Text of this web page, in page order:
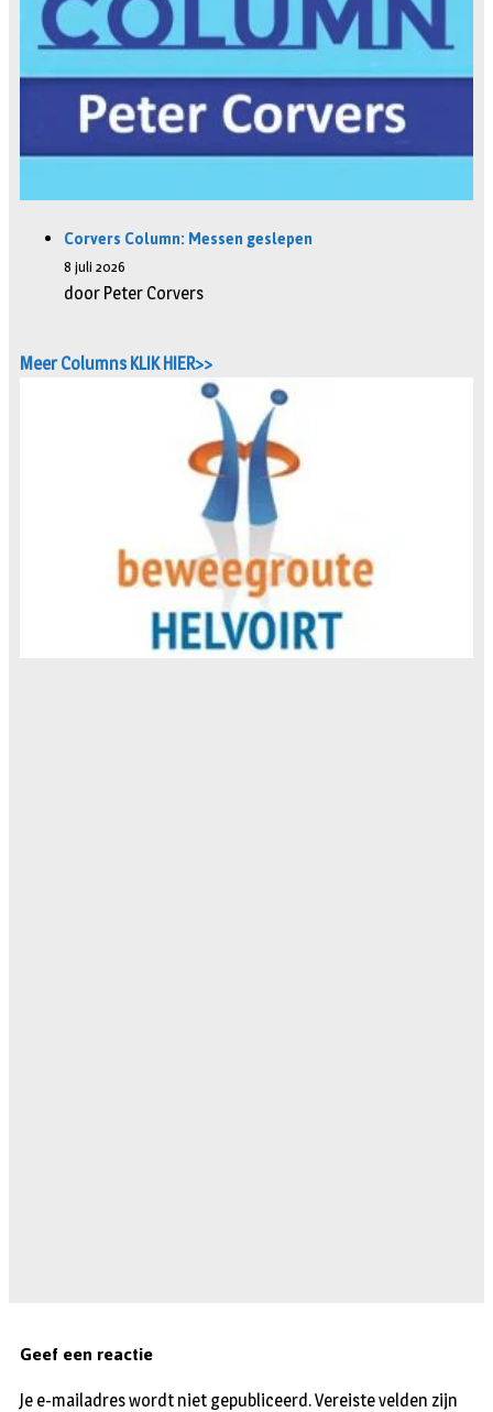
Corvers Column: Messen geslepen
8 juli 2026
door Peter Corvers
Meer Columns KLIK HIER>>
Geef een reactie
Je e-mailadres wordt niet gepubliceerd.Vereiste velden zijn